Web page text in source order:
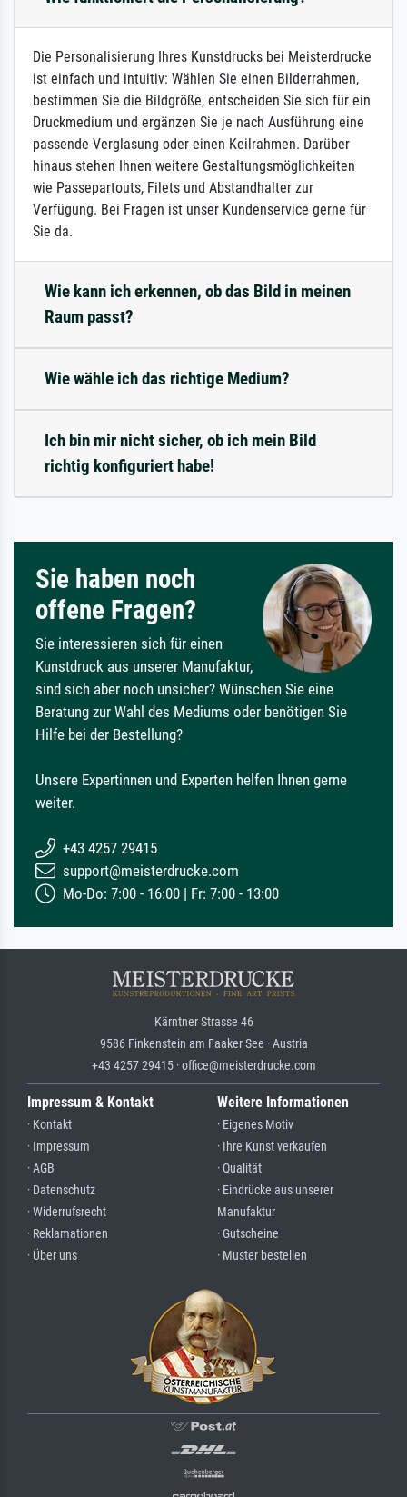
Die Personalisierung Ihres Kunstdrucks bei Meisterdrucke
ist einfach und intuitiv: Wählen Sie einen Bilderrahmen,
bestimmen Sie die Bildgröße, entscheiden Sie sich für ein
Druckmedium und ergänzen Sie je nach Ausführung eine
passende Verglasung oder einen Keilrahmen. Darüber
hinaus stehen Ihnen weitere Gestaltungsmöglichkeiten
wie Passepartouts, Filets und Abstandhalter zur
Verfügung. Bei Fragen ist unser Kundenservice gerne für
Sie da.
Wie kann ich erkennen, ob das Bild in meinen
Raum passt?
Wie wähle ich das richtige Medium?
Ich bin mir nicht sicher, ob ich mein Bild
richtig konfiguriert habe!
Sie haben noch
offene Fragen?
Sie interessieren sich für einen
Kunstdruck aus unserer Manufaktur,
sind sich aber noch unsicher? Wünschen Sie eine
Beratung zur Wahl des Mediums oder benötigen Sie
Hilfe bei der Bestellung?
Unsere Expertinnen und Experten helfen Ihnen gerne
weiter.
+43 4257 29415
support@meisterdrucke.com
Mo-Do: 7:00 - 16:00 | Fr: 7:00 - 13:00
Kärntner Strasse 46
9586 Finkenstein am Faaker See · Austria
+43 4257 29415 · office@meisterdrucke.com
Impressum & Kontakt
· Kontakt
· Impressum
· AGB
· Datenschutz
· Widerrufsrecht
· Reklamationen
· Über uns
Weitere Informationen
· Eigenes Motiv
· Ihre Kunst verkaufen
· Qualität
· Eindrücke aus unserer
Manufaktur
· Gutscheine
· Muster bestellen